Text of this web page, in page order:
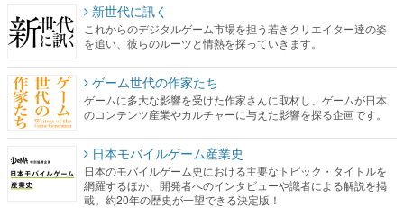
新世代に訊く
これからのデジタルゲーム市場を担う若きクリエイター達の姿
を追い、彼らのルーツと情熱を探っていきます。
ゲーム世代の作家たち
ゲームに多大な影響を受けた作家さんに取材し、ゲームが日本
のコンテンツ産業やカルチャーに与えた影響を探る企画です。
日本モバイルゲーム産業史
日本のモバイルゲーム史における主要なトピック・タイトルを
網羅するほか、開発者へのインタビューや識者による解説を掲
載。約20年の歴史が一望できる決定版！